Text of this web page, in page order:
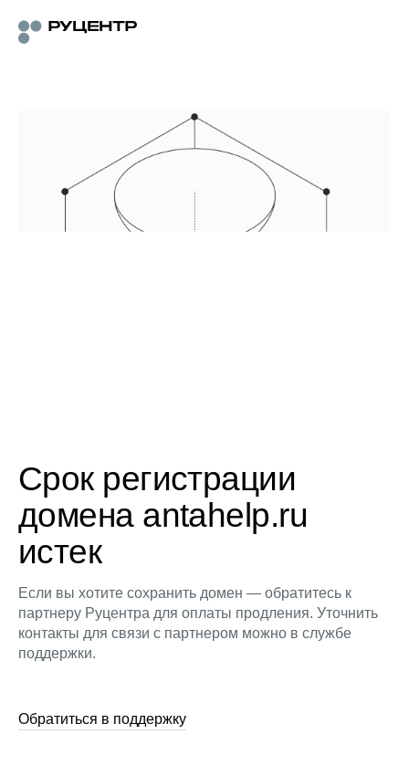
Срок регистрации
домена antahelp.ru
истек
Если вы хотите сохранить домен — обратитесь к
партнеру Руцентра для оплаты продления. Уточнить
контакты для связи с партнером можно в службе
поддержки.
Обратиться в поддержку